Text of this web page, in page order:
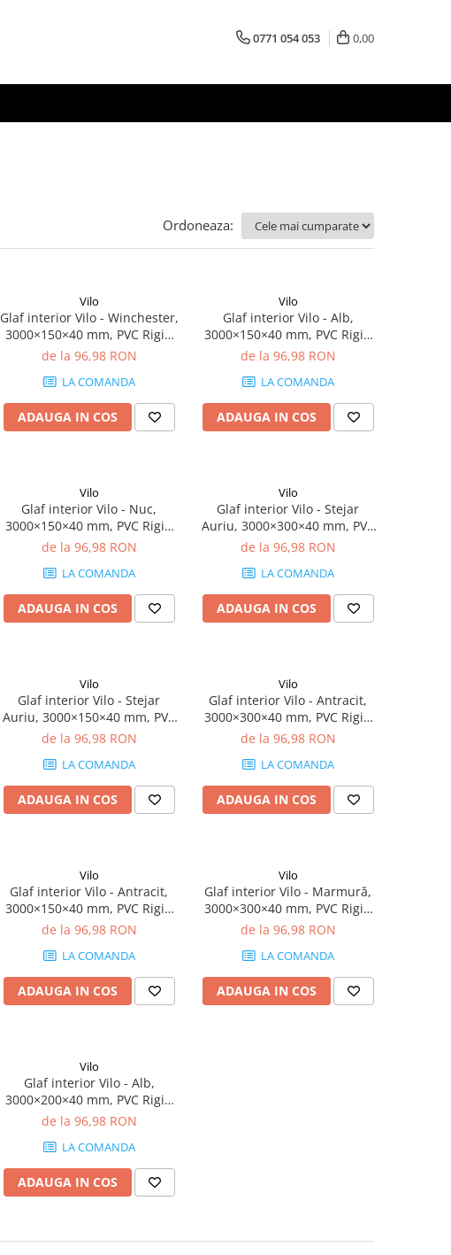
0771 054 053 0,00
Ordoneaza:
Vilo
Glaf interior Vilo - Winchester,
3000×150×40 mm, PVC Rigid
(0.9 mp)
de la 96,98 RON
LA COMANDA
ADAUGA IN COS
Vilo
Glaf interior Vilo - Alb,
3000×150×40 mm, PVC Rigid
(0.45 mp)
de la 96,98 RON
LA COMANDA
ADAUGA IN COS
Vilo
Glaf interior Vilo - Nuc,
3000×150×40 mm, PVC Rigid
(0.45 mp)
de la 96,98 RON
LA COMANDA
ADAUGA IN COS
Vilo
Glaf interior Vilo - Stejar
Auriu, 3000×300×40 mm, PVC
Rigid (1.8 mp)
de la 96,98 RON
LA COMANDA
ADAUGA IN COS
Vilo
Glaf interior Vilo - Stejar
Auriu, 3000×150×40 mm, PVC
Rigid (0.45 mp)
de la 96,98 RON
LA COMANDA
ADAUGA IN COS
Vilo
Glaf interior Vilo - Antracit,
3000×300×40 mm, PVC Rigid
(1.8 mp)
de la 96,98 RON
LA COMANDA
ADAUGA IN COS
Vilo
Glaf interior Vilo - Antracit,
3000×150×40 mm, PVC Rigid
(0.45 mp)
de la 96,98 RON
LA COMANDA
ADAUGA IN COS
Vilo
Glaf interior Vilo - Marmură,
3000×300×40 mm, PVC Rigid
(1.8 mp)
de la 96,98 RON
LA COMANDA
ADAUGA IN COS
Vilo
Glaf interior Vilo - Alb,
3000×200×40 mm, PVC Rigid
(0.6 mp)
de la 96,98 RON
LA COMANDA
ADAUGA IN COS